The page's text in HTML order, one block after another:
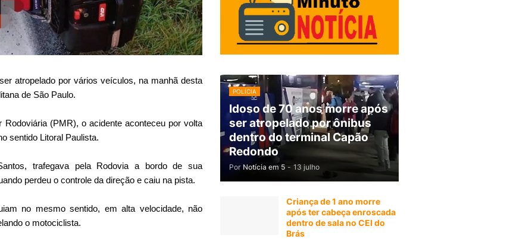
atropelado por vários veículos, na manhã desta
de São Paulo.
(PMR), o acidente aconteceu por volta
sentido Litoral Paulista.
trafegava pela Rodovia a bordo de sua
perdeu o controle da direção e caiu na pista.
no mesmo sentido, em alta velocidade, não
o motociclista.
POLÍCIA
Idoso de 70 anos morre após
ser atropelado por ônibus
dentro do terminal Capão
Redondo
Por Notícia em 5 - 13 julho
Criança de 1 ano morre
após ter cabeça enroscada
dentro de sala no CEI do
Brás